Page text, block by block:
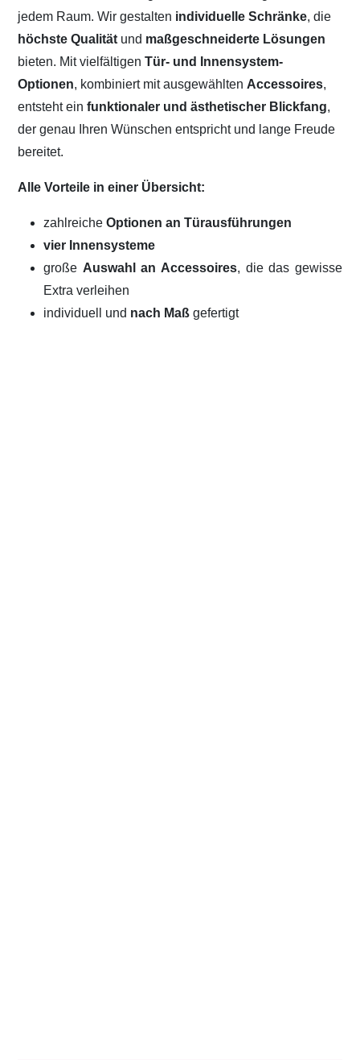
jedem Raum. Wir gestalten individuelle Schränke, die
höchste Qualität und maßgeschneiderte Lösungen
bieten. Mit vielfältigenTür- und Innensystem-
Optionen, kombiniert mit ausgewählten Accessoires,
entsteht einfunktionaler und ästhetischer Blickfang,
der genau Ihren Wünschen entspricht und lange Freude
bereitet.
Alle Vorteile in einer Übersicht:
zahlreicheOptionen an Türausführungen
vier Innensysteme
große Auswahl an Accessoires, die das gewisse
Extra verleihen
individuell und nach Maßgefertigt